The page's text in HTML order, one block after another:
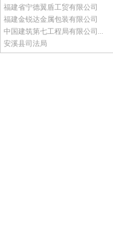
福建省宁德翼盾工贸有限公司
福建金锐达金属包装有限公司
中国建筑第七工程局有限公司...
安溪县司法局